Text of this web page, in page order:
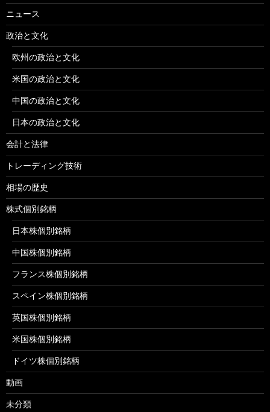
ニュース
政治と文化
欧州の政治と文化
米国の政治と文化
中国の政治と文化
日本の政治と文化
会計と法律
トレーディング技術
相場の歴史
株式個別銘柄
日本株個別銘柄
中国株個別銘柄
フランス株個別銘柄
スペイン株個別銘柄
英国株個別銘柄
米国株個別銘柄
ドイツ株個別銘柄
動画
未分類